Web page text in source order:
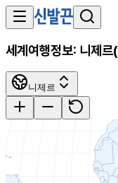
세계여행정보: 니제르(
니제르